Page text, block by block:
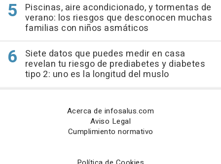
Piscinas, aire acondicionado, y tormentas de
verano: los riesgos que desconocen muchas
familias con niños asmáticos
Siete datos que puedes medir en casa
revelan tu riesgo de prediabetes y diabetes
tipo 2: uno es la longitud del muslo
Acerca de infosalus.com
Aviso Legal
Cumplimiento normativo